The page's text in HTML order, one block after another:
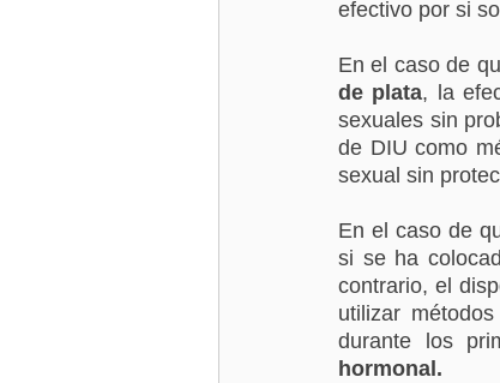
efectivo por si
En el caso de
de plata, la
sexuales sin
de DIU como
sexual sin
En el caso de
si se ha
contrario, el
utilizar
durante los
hormonal.